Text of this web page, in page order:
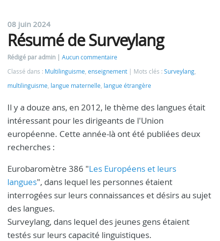
08 juin 2024
Résumé de Surveylang
Rédigé par admin
Aucun commentaire
Classé dans : Multilinguisme enseignement Mots clés : Surveylang
multilinguisme langue maternelle langue étrangère
Il y a douze ans, en 2012, le thème des langues était
intéressant pour les dirigeants de l'Union
européenne. Cette année-là ont été publiées deux
recherches :
Eurobaromètre 386 "Les Européens et leurs
langues", dans lequel les personnes étaient
interrogées sur leurs connaissances et désirs au sujet
des langues.
Surveylang, dans lequel des jeunes gens étaient
testés sur leurs capacité linguistiques.